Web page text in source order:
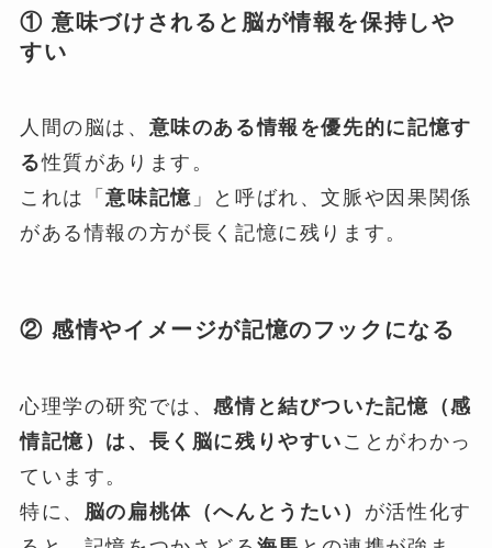
① 意味づけされると脳が情報を保持しや
すい
人間の脳は、 意味のある情報を優先的に記憶す
る性質があります。
これは「意味記憶 」と呼ばれ、文脈や因果関係
がある情報の方が長く記憶に残ります。
② 感情やイメージが記憶のフックになる
心理学の研究では、感情と結びついた記憶（感
情記憶）は、長く脳に残りやすい ことがわかっ
ています。
特に、
脳の扁桃体（へんとうたい） が活性化す